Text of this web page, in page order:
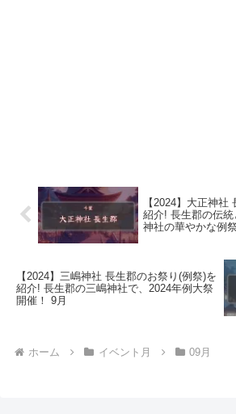
【2024】大正神
紹介! 長生郡の伝
神社の華やかな例
【2024】三嶋神社 長生郡のお祭り(例祭)を
紹介! 長生郡の三嶋神社で、2024年例大祭
開催！ 9月
ホーム イベント月 09月